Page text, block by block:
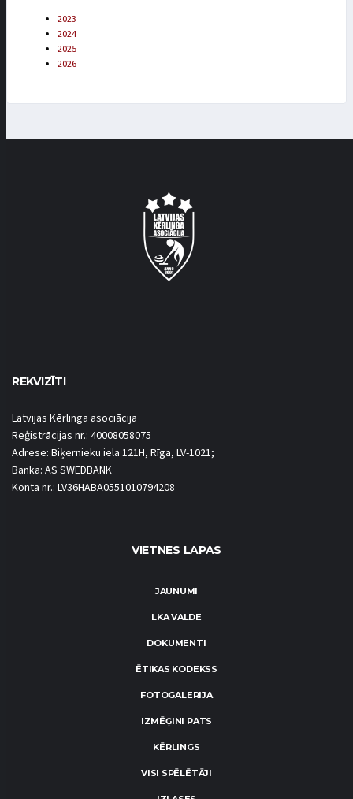
2023
2024
2025
2026
REKVIZĪTI
Latvijas Kērlinga asociācija
Reģistrācijas nr.: 40008058075
Adrese: Biķernieku iela 121H, Rīga, LV-1021;
Banka: AS SWEDBANK
Konta nr.: LV36HABA0551010794208
VIETNES LAPAS
JAUNUMI
LKA VALDE
DOKUMENTI
ĒTIKAS KODEKSS
FOTOGALERIJA
IZMĒĢINI PATS
KĒRLINGS
VISI SPĒLĒTĀJI